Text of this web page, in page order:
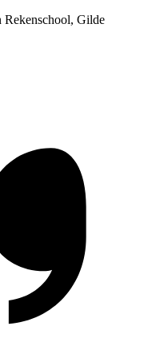
Rekenschool, Gilde